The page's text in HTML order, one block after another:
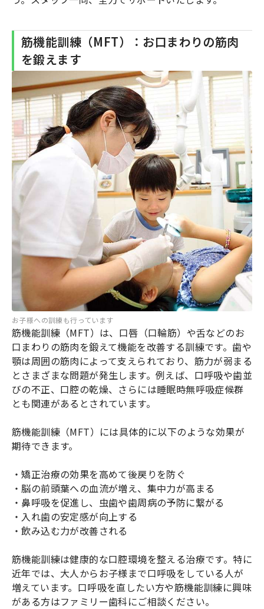
筋機能訓練（MFT）：お口まわりの筋肉
を鍛えます
お子様への訓練も行っています
筋機能訓練（MFT）は、口唇（口輪筋）や舌などのお
口まわりの筋肉を鍛えて機能を改善する訓練です。歯や
顎は周囲の筋肉によって支えられており、筋力が弱まる
とさまざまな問題が発生します。例えば、口呼吸や歯並
びの不正、口腔の乾燥、さらには睡眠時無呼吸症候群
とも関連があるとされています。
筋機能訓練（MFT）には具体的に以下のような効果が
期待できます。
・矯正治療の効果を高めて後戻りを防ぐ
・脳の前頭葉への血流が増え、集中力が高まる
・鼻呼吸を促進し、虫歯や歯周病の予防に繋がる
・入れ歯の安定感が向上する
・飲み込む力が改善される
筋機能訓練は健康的な口腔環境を整える治療です。特に
近年では、大人からお子様まで口呼吸をしている人が
増えています。口呼吸を直したい方や筋機能訓練に興味
がある方はファミリー歯科にご相談ください。